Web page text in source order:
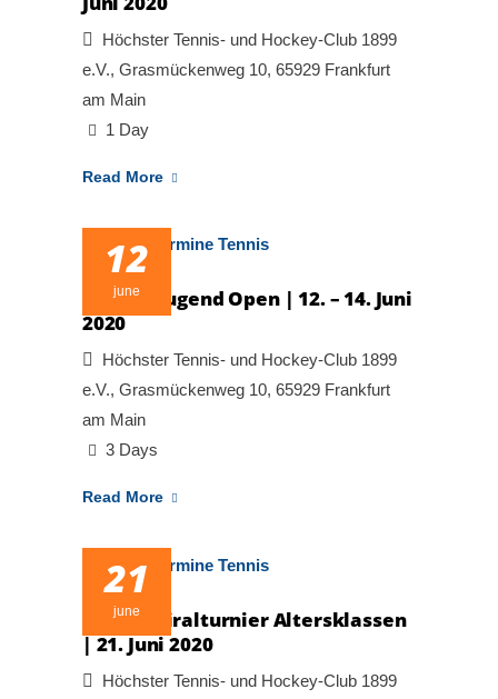
Höchster Tennis- und Hockey-Club 1899
e.V., Grasmückenweg 10, 65929 Frankfurt
am Main
1 Day
Read More
12
june
6. HTHC Jugend Open | 12. – 14. Juni
2020
Höchster Tennis- und Hockey-Club 1899
e.V., Grasmückenweg 10, 65929 Frankfurt
am Main
3 Days
Read More
21
june
Tages-Spiralturnier Altersklassen
| 21. Juni 2020
Höchster Tennis- und Hockey-Club 1899